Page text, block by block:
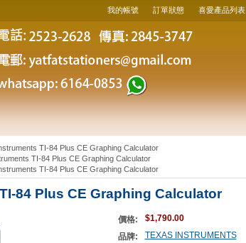
我的帳號 訂單狀態 喜愛產品列表
TI-84 Plus CE Graphing Calculator
TI-84 Plus CE Graphing Calculator
TI-84 Plus CE Graphing Calculator
84 Plus CE Graphing Calculator
價格:
$1,790.00
品牌:
TEXAS INSTRUMENTS